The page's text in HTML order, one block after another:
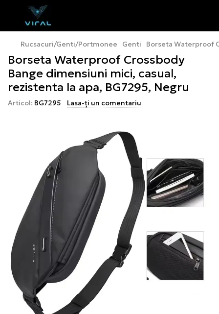
Rucsacuri/Genti/Portmonee Genti Borseta Waterproof
Borseta Waterproof Crossbody
Bange dimensiuni mici, casual,
rezistenta la apa, BG7295, Negru
Articol: BG7295 Lasa-ți un comentariu